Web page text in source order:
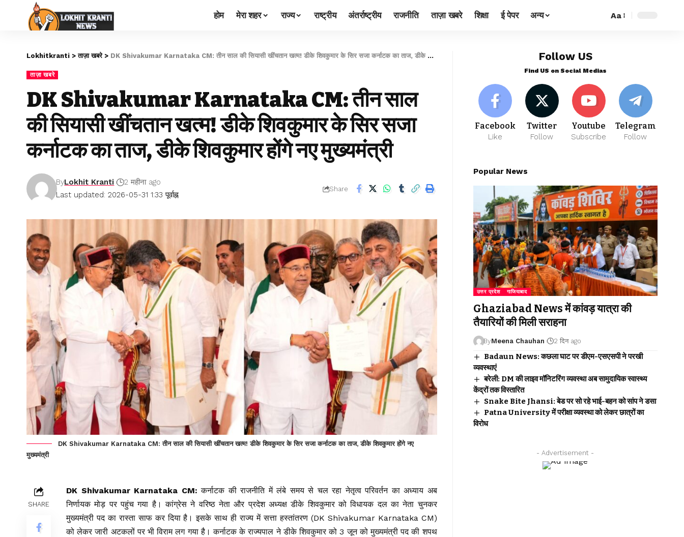
होम मेरा शहर राज्य राष्ट्रीय अंतर्राष्ट्रीय राजनीति ताज़ा खबरे शिक्षा ई पेपर अन्य Aa
Lokhitkranti >ताज़ा खबरे> DK Shivakumar Karnataka CM: तीन साल की सियासी खींचतान खत्म! डीके शिवकुमार के सिर सजा कर्नाटक का ताज, डीके शिवकुमार होंगे नए मुख्यमंत्री
ताज़ा खबरे
DK Shivakumar Karnataka CM: तीन साल
की सियासी खींचतान खत्म! डीके शिवकुमार के सिर सजा
कर्नाटक का ताज, डीके शिवकुमार होंगे नए मुख्यमंत्री
Last updated: 2026-05-31 1:33 पूर्वाह्न
ByLokhit Kranti 2 महीना ago
Share
DK Shivakumar Karnataka CM: तीन साल की सियासी खींचतान खत्म! डीके शिवकुमार के सिर सजा कर्नाटक का ताज, डीके शिवकुमार होंगे नए
मुख्यमंत्री
SHARE
DK Shivakumar Karnataka CM: कर्नाटक की राजनीति में लंबे समय से चल रहा नेतृत्व परिवर्तन का अध्याय अब
निर्णायक मोड़ पर पहुंच गया है। कांग्रेस ने वरिष्ठ नेता और प्रदेश अध्यक्षडीके शिवकुमारको विधायक दल का नेता चुनकर
मुख्यमंत्री पद का रास्ता साफ कर दिया है। इसके साथ ही राज्य में सत्ता हस्तांतरण (DK Shivakumar Karnataka CM)
को लेकर जारी अटकलों पर भी विराम लग गया है। कर्नाटक के राज्यपाल ने डीके शिवकुमार को 3 जून को मुख्यमंत्री पद की शपथ
Follow US
Find US on Social Medias
Facebook
Like
Twitter
Follow
Youtube
Subscribe
Telegram
Follow
Popular News
उत्तर प्रदेश गाजियाबाद
Ghaziabad News में कांवड़ यात्रा की
तैयारियों की मिली सराहना
ByMeena Chauhan 2 दिन ago
Badaun News: कछला घाट पर डीएम-एसएसपी ने परखी
व्यवस्थाएं
बरेली: DM की लाइव मॉनिटरिंग व्यवस्था अब सामुदायिक स्वास्थ्य
केंद्रों तक विस्तारित
Snake Bite Jhansi: बेड पर सो रहे भाई-बहन को सांप ने डसा
Patna University में परीक्षा व्यवस्था को लेकर छात्रों का
विरोध
- Advertisement -